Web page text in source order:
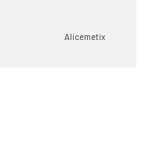
Alicemetix